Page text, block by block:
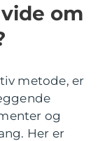
om
metode, er
og
Her er